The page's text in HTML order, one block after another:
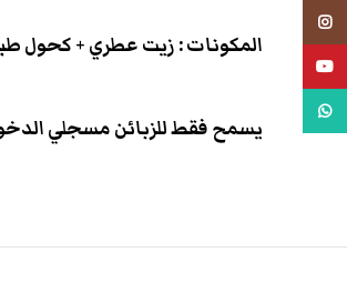
المكونات : زيت عطري + كحول
يسمح فقط للزبائن مسجلي